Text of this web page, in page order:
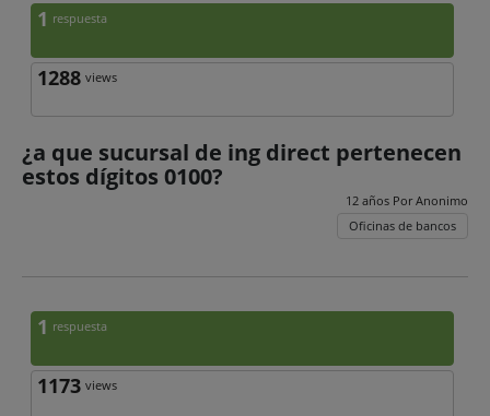
1 respuesta
1288 views
¿a que sucursal de ing direct pertenecen
estos dígitos 0100?
12 años PorAnonimo
Oficinas de bancos
1 respuesta
1173 views